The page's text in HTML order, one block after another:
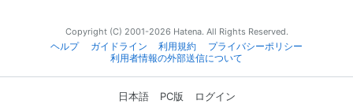
Copyright (C) 2001-2026 Hatena. All Rights Reserved.
ヘルプ
ガイドライン 利用規約
プライバシーポリシー
利用者情報の外部送信について
日本語 PC版 ログイン